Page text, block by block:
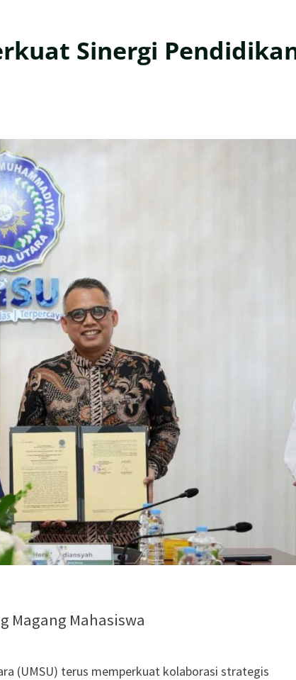
Sinergi
Magang Mahasiswa
(UMSU) terus memperkuat kolaborasi strategis